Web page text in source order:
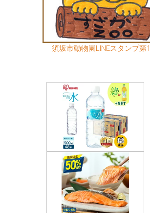
須坂市動物園LINEスタンプ第